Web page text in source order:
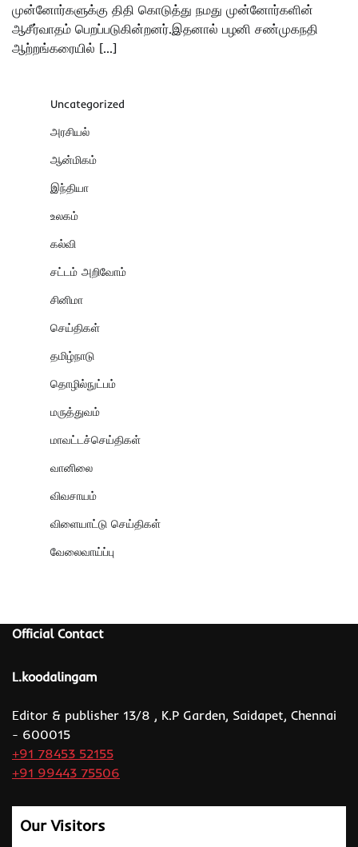
முன்னோர்களுக்கு திதி கொடுத்து நமது முன்னோர்களின்
ஆசீர்வாதம் பெறப்படுகின்றனர்.இதனால் பழனி சண்முகநதி
ஆற்றங்கரையில் […]
Uncategorized
அரசியல்
ஆன்மிகம்
இந்தியா
உலகம்
கல்வி
சட்டம் அறிவோம்
சினிமா
செய்திகள்
தமிழ்நாடு
தொழில்நுட்பம்
மருத்துவம்
மாவட்டச்செய்திகள்
வானிலை
விவசாயம்
விளையாட்டு செய்திகள்
வேலைவாய்ப்பு
Official Contact
L.koodalingam
Editor & publisher 13/8 , K.P Garden, Saidapet, Chennai
- 600015
+91 78453 52155
+91 99443 75506
Our Visitors